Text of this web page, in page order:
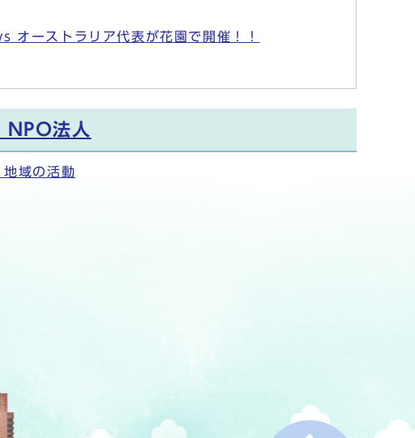
オーストラリア代表が花園で開催！！
NPO法人
地域の活動